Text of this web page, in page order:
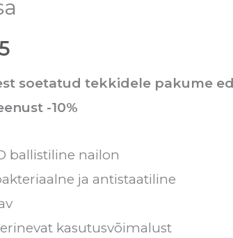
soetatud tekkidele pakume
-10%
ballistiline nailon
ja antistaatiline
kasutusvõimalust